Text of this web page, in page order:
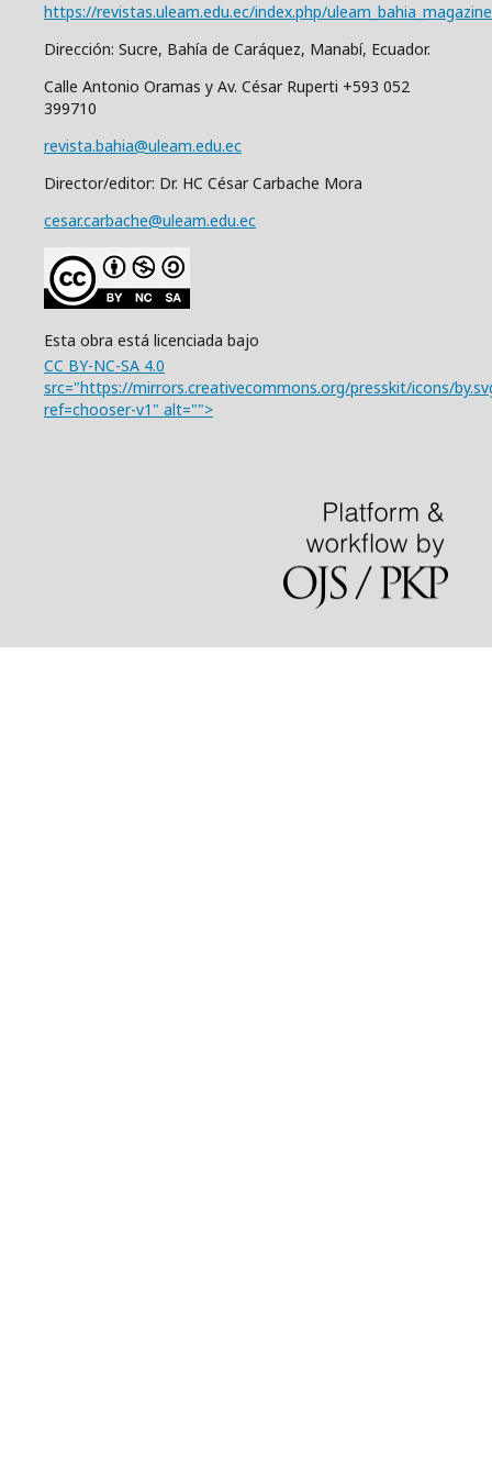
https://revistas.uleam.edu.ec/index.php/
Dirección: Sucre, Bahía de Caráquez, Manabí, Ecuador.
Calle Antonio Oramas y Av. César Ruperti +593 052
399710
revista.bahia@uleam.edu.ec
Director/editor: Dr. HC César Carbache Mora
cesar.carbache@uleam.edu.ec
Esta obra está licenciada bajo
CC BY-NC-SA 4.0
src="https://mirrors.creativecommons.org/presskit/icons/
ref=chooser-v1" alt="">